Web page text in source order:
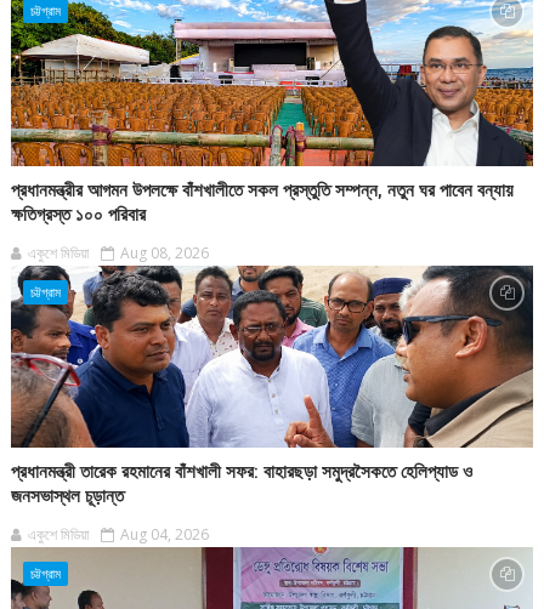
চট্টগ্রাম
প্রধানমন্ত্রীর আগমন উপলক্ষে বাঁশখালীতে সকল প্রস্তুতি সম্পন্ন, নতুন ঘর পাবেন বন্যায়
ক্ষতিগ্রস্ত ১০০ পরিবার
একুশে মিডিয়া Aug 08, 2026
চট্টগ্রাম
প্রধানমন্ত্রী তারেক রহমানের বাঁশখালী সফর: বাহারছড়া সমুদ্রসৈকতে হেলিপ্যাড ও
জনসভাস্থল চূড়ান্ত
একুশে মিডিয়া Aug 04, 2026
চট্টগ্রাম